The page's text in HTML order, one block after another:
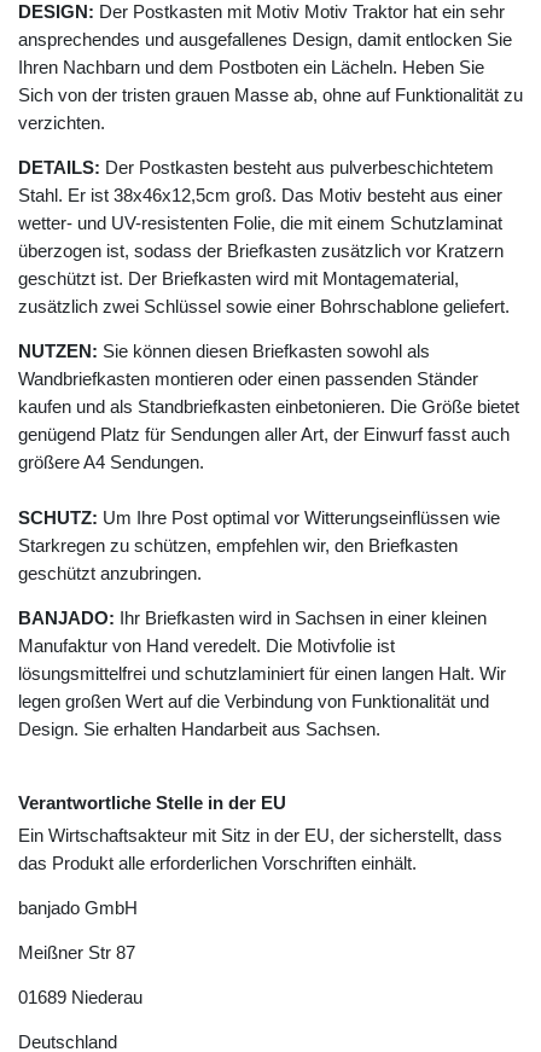
DESIGN: Der Postkasten mit Motiv Motiv Traktor hat ein sehr
ansprechendes und ausgefallenes Design, damit entlocken Sie
Ihren Nachbarn und dem Postboten ein Lächeln. Heben Sie
Sich von der tristen grauen Masse ab, ohne auf Funktionalität zu
verzichten.
DETAILS: Der Postkasten besteht aus pulverbeschichtetem
Stahl. Er ist 38x46x12,5cm groß. Das Motiv besteht aus einer
wetter- und UV-resistenten Folie, die mit einem Schutzlaminat
überzogen ist, sodass der Briefkasten zusätzlich vor Kratzern
geschützt ist. Der Briefkasten wird mit Montagematerial,
zusätzlich zwei Schlüssel sowie einer Bohrschablone geliefert.
NUTZEN: Sie können diesen Briefkasten sowohl als
Wandbriefkasten montieren oder einen passenden Ständer
kaufen und als Standbriefkasten einbetonieren. Die Größe bietet
genügend Platz für Sendungen aller Art, der Einwurf fasst auch
größere A4 Sendungen.
SCHUTZ: Um Ihre Post optimal vor Witterungseinflüssen wie
Starkregen zu schützen, empfehlen wir, den Briefkasten
geschützt anzubringen.
BANJADO: Ihr Briefkasten wird in Sachsen in einer kleinen
Manufaktur von Hand veredelt. Die Motivfolie ist
lösungsmittelfrei und schutzlaminiert für einen langen Halt. Wir
legen großen Wert auf die Verbindung von Funktionalität und
Design. Sie erhalten Handarbeit aus Sachsen.
Verantwortliche Stelle in der EU
Ein Wirtschaftsakteur mit Sitz in der EU, der sicherstellt, dass
das Produkt alle erforderlichen Vorschriften einhält.
banjado GmbH
Meißner Str 87
01689 Niederau
Deutschland